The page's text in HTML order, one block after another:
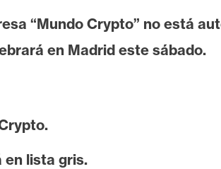
“Mundo Crypto” no está
en Madrid este sábado.
en lista gris.